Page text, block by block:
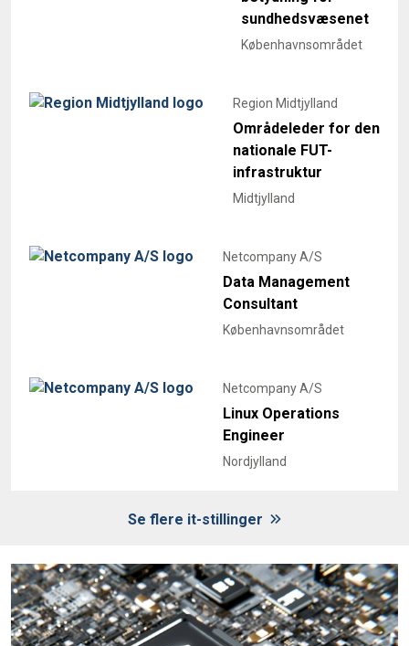
sundhedsvæsenet
Københavnsområdet
Region Midtjylland
Områdeleder for den
nationale FUT-
infrastruktur
Midtjylland
Netcompany A/S
Data Management
Consultant
Københavnsområdet
Netcompany A/S
Linux Operations
Engineer
Nordjylland
Se flere it-stillinger